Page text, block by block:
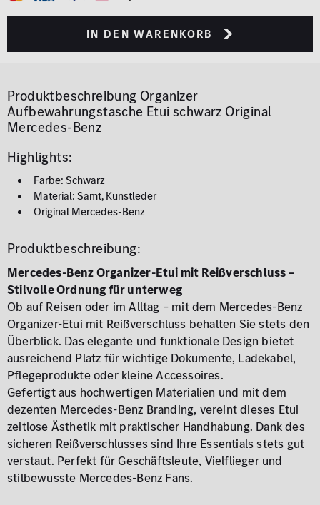
in den Warenkorb
Produktbeschreibung Organizer
Aufbewahrungstasche Etui schwarz Original
Mercedes-Benz
Highlights:
Farbe: Schwarz
Material: Samt, Kunstleder
Original Mercedes-Benz
Produktbeschreibung:
Mercedes-Benz Organizer-Etui mit Reißverschluss –
Stilvolle Ordnung für unterweg
Ob auf Reisen oder im Alltag – mit dem Mercedes-Benz
Organizer-Etui mit Reißverschluss behalten Sie stets den
Überblick. Das elegante und funktionale Design bietet
ausreichend Platz für wichtige Dokumente, Ladekabel,
Pflegeprodukte oder kleine Accessoires.
Gefertigt aus hochwertigen Materialien und mit dem
dezenten Mercedes-Benz Branding, vereint dieses Etui
zeitlose Ästhetik mit praktischer Handhabung. Dank des
sicheren Reißverschlusses sind Ihre Essentials stets gut
verstaut. Perfekt für Geschäftsleute, Vielflieger und
stilbewusste Mercedes-Benz Fans.